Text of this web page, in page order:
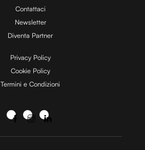
Contattaci
Newsletter
Diventa Partner
Privacy Policy
Cookie Policy
Termini e Condizioni